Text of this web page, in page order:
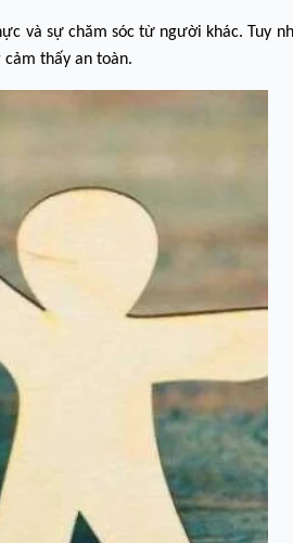
và sự chăm sóc từ người khác. Tuy
thấy an toàn.